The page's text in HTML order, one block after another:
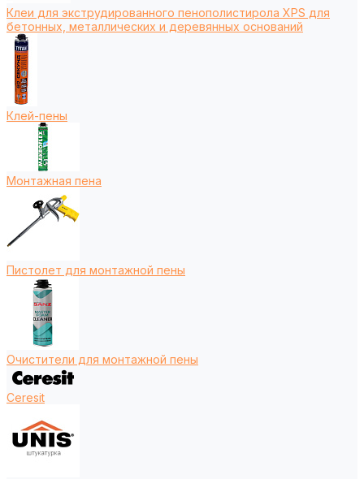
Клеи для экструдированного пенополистирола XPS для
бетонных, металлических и деревянных оснований
Клей-пены
Монтажная пена
Пистолет для монтажной пены
Очистители для монтажной пены
Ceresit